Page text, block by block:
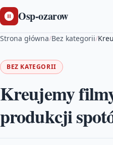
Osp-ozarow
Strona główna/Bez kategorii/
BEZ KATEGORII
Kreujemy
produkcji